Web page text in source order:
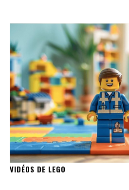
VIDÉOS DE LEGO